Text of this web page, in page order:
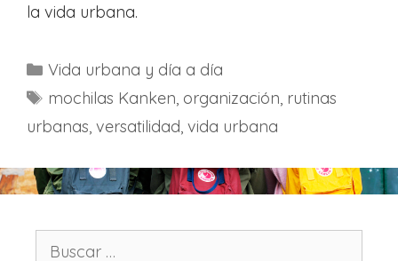
la vida urbana.
C
a
g
o
í
Vida urbana y día a día
E
t
q
u
mochilas Kanken, organización, rutinas
urbanas, versatilidad, vida urbana